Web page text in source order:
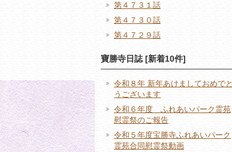
第４７３１話
第４７３０話
第４７２９話
寶勝寺日誌 [新着10件]
令和８年 新年あけましておめでと
うございます
令和６年度 ふれあいパーク霊苑
慰霊祭のご報告
令和５年度宝勝寺ふれあいパーク
霊苑合同慰霊祭動画